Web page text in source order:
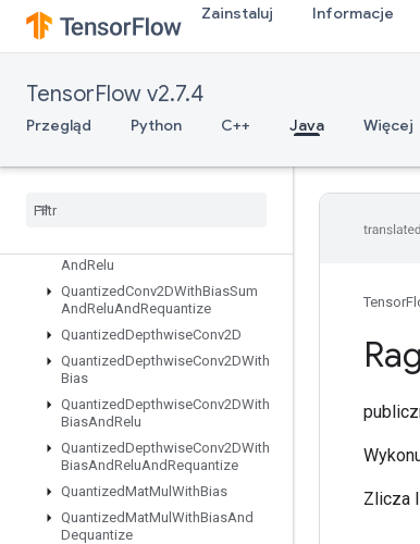
Zainstaluj Informacje
TensorFlow v2.7.4
Przegląd Python C++ Java Więcej
QuantizedConv2DAndReluAndRequantize
QuantizedConv2DAndRequantize
QuantizedConv2DPerChannel
QuantizedConv2DWithBias
QuantizedConv2DWithBiasAndReluAndRequantize
AndRelu
QuantizedConv2DWithBiasSum
AndReluAndRequantize
QuantizedDepthwiseConv2D
QuantizedDepthwiseConv2DWith
Bias
QuantizedDepthwiseConv2DWith
BiasAndRelu
QuantizedDepthwiseConv2DWith
BiasAndReluAndRequantize
QuantizedMatMul WithBias
QuantizedMatMul WithBiasAnd
Dequantize
Zlicza